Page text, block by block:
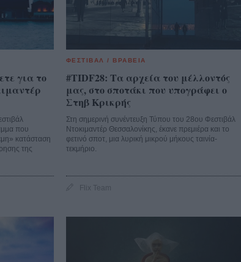
για το
που
κατάσταση
της
ΦΕΣΤΙΒΑΛ / ΒΡΑΒΕΙΑ
#TIDF28: Τα αρχεία του μέλλοντός
μας, στο σποτάκι που υπογράφει ο
Στηβ Κρικρής
Στη σημερινή συνέντευξη Τύπου του 28ου Φεστιβάλ
Ντοκιμαντέρ Θεσσαλονίκης, έκανε πρεμιέρα και το
φετινό σποτ, μια λυρική μικρού μήκους ταινία-
τεκμήριο.
Flix Team